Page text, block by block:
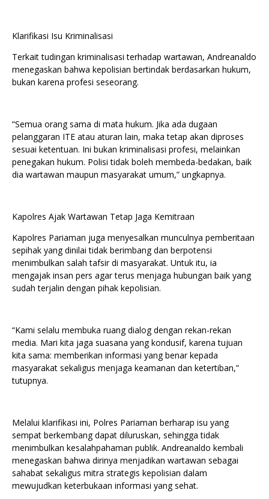
Klarifikasi Isu Kriminalisasi
Terkait tudingan kriminalisasi terhadap wartawan, Andreanaldo
menegaskan bahwa kepolisian bertindak berdasarkan hukum,
bukan karena profesi seseorang.
“Semua orang sama di mata hukum. Jika ada dugaan
pelanggaran ITE atau aturan lain, maka tetap akan diproses
sesuai ketentuan. Ini bukan kriminalisasi profesi, melainkan
penegakan hukum. Polisi tidak boleh membeda-bedakan, baik
dia wartawan maupun masyarakat umum,” ungkapnya.
Kapolres Ajak Wartawan Tetap Jaga Kemitraan
Kapolres Pariaman juga menyesalkan munculnya pemberitaan
sepihak yang dinilai tidak berimbang dan berpotensi
menimbulkan salah tafsir di masyarakat. Untuk itu, ia
mengajak insan pers agar terus menjaga hubungan baik yang
sudah terjalin dengan pihak kepolisian.
“Kami selalu membuka ruang dialog dengan rekan-rekan
media. Mari kita jaga suasana yang kondusif, karena tujuan
kita sama: memberikan informasi yang benar kepada
masyarakat sekaligus menjaga keamanan dan ketertiban,”
tutupnya.
Melalui klarifikasi ini, Polres Pariaman berharap isu yang
sempat berkembang dapat diluruskan, sehingga tidak
menimbulkan kesalahpahaman publik. Andreanaldo kembali
menegaskan bahwa dirinya menjadikan wartawan sebagai
sahabat sekaligus mitra strategis kepolisian dalam
mewujudkan keterbukaan informasi yang sehat.